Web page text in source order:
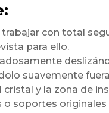
con total
para ello.
suavemente
y la zona de
o soportes originales